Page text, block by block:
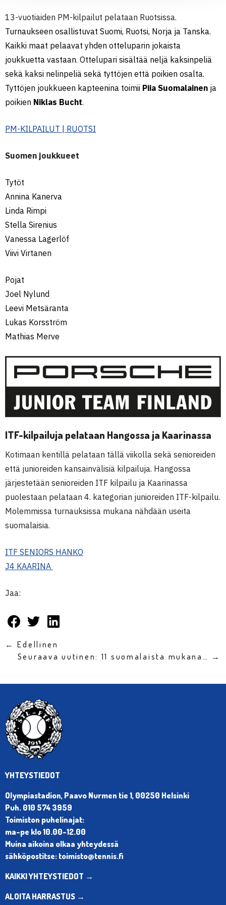
13-vuotiaiden PM-kilpailut pelataan Ruotsissa.
Turnaukseen osallistuvat Suomi, Ruotsi, Norja ja Tanska.
Kaikki maat pelaavat yhden otteluparin jokaista
joukkuetta vastaan. Ottelupari sisältää neljä kaksinpeliä
sekä kaksi nelinpeliä sekä tyttöjen että poikien osalta.
Tyttöjen joukkueen kapteenina toimii Piia Suomalainen ja
poikien Niklas Bucht.
PM-KILPAILUT | RUOTSI
Suomen joukkueet
Tytöt
Annina Kanerva
Linda Rimpi
Stella Sirenius
Vanessa Lagerlöf
Viivi Virtanen
Pojat
Joel Nylund
Leevi Metsäranta
Lukas Korsström
Mathias Merve
ITF-kilpailuja pelataan Hangossa ja Kaarinassa
Kotimaan kentillä pelataan tällä viikolla sekä senioreiden
että junioreiden kansainvälisiä kilpailuja. Hangossa
järjestetään senioreiden ITF kilpailu ja Kaarinassa
puolestaan pelataan 4. kategorian junioreiden ITF-kilpailu.
Molemmissa turnauksissa mukana nähdään useita
suomalaisia.
ITF SENIORS HANKO
J4 KAARINA
Jaa:
← Edellinen
Seuraava uutinen: 11 suomalaista mukana… →
YHTEYSTIEDOT
Olympiastadion, Paavo Nurmen tie 1, 00250 Helsinki
Puh. 010 574 3959
Toimiston puhelinajat:
ma-pe klo 10.00-12.00
Muina aikoina olkaa yhteydessä
sähköpostitse: toimisto@tennis.fi
KAIKKI YHTEYSTIEDOT →
ALOITA HARRASTUS →